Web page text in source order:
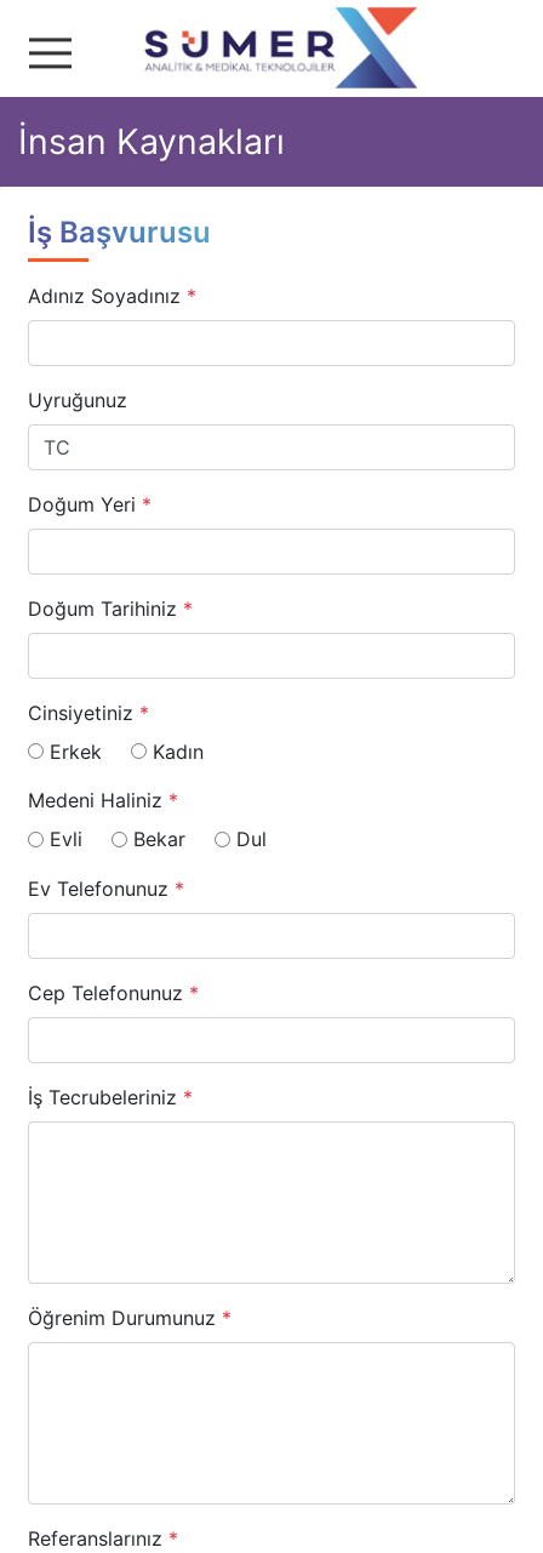
Sümer Analitik &
İnsan Kaynakları
İş Başvurusu
Adınız Soyadınız *
Uyruğunuz
Doğum Yeri *
Doğum Tarihiniz *
Cinsiyetiniz *
Erkek
Kadın
Medeni Haliniz *
Evli
Bekar Dul
Ev Telefonunuz *
Cep Telefonunuz *
İş Tecrubeleriniz *
Öğrenim Durumunuz *
Referanslarınız *